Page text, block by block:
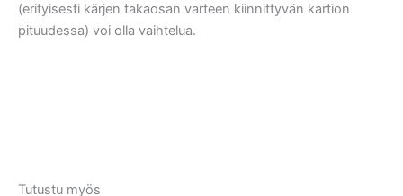
(erityisesti kärjen takaosan varteen kiinnittyvän kartion
pituudessa) voi olla vaihtelua.
Tutustu myös